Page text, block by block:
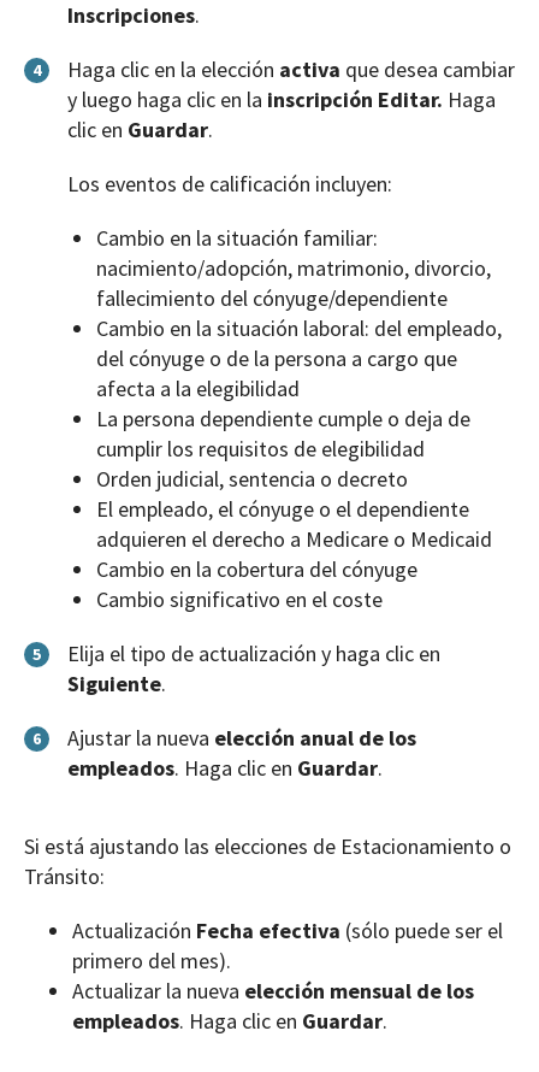
Inscripciones.
4 Haga clic en la elección activa que desea cambiar
y luego haga clic en la inscripción Editar. Haga
clic en Guardar.
Los eventos de calificación incluyen:
Cambio en la situación familiar:
nacimiento/adopción, matrimonio, divorcio,
fallecimiento del cónyuge/dependiente
Cambio en la situación laboral: del empleado,
del cónyuge o de la persona a cargo que
afecta a la elegibilidad
La persona dependiente cumple o deja de
cumplir los requisitos de elegibilidad
Orden judicial, sentencia o decreto
El empleado, el cónyuge o el dependiente
adquieren el derecho a Medicare o Medicaid
Cambio en la cobertura del cónyuge
Cambio significativo en el coste
5
Elija el tipo de actualización y haga clic en
Siguiente.
6 Ajustar la nueva elección anual de los
empleados. Haga clic en Guardar.
Si está ajustando las elecciones de Estacionamiento o
Tránsito:
Actualización Fecha efectiva (sólo puede ser el
primero del mes).
Actualizar la nueva elección mensual de los
empleados. Haga clic en Guardar.